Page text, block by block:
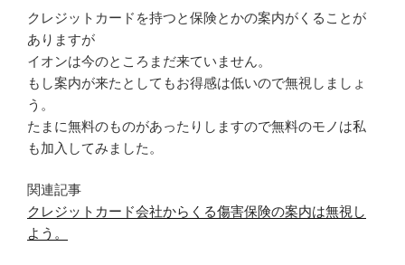
クレジットカードを持つと保険とかの案内がくることが
ありますが
イオンは今のところまだ来ていません。
もし案内が来たとしてもお得感は低いので無視しましょ
う。
たまに無料のものがあったりしますので無料のモノは私
も加入してみました。
関連記事
クレジットカード会社からくる傷害保険の案内は無視し
よう。